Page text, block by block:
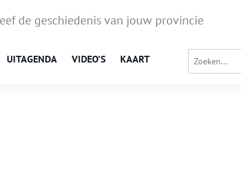
de geschiedenis van jouw provincie
UITAGENDA VIDEO’S KAART